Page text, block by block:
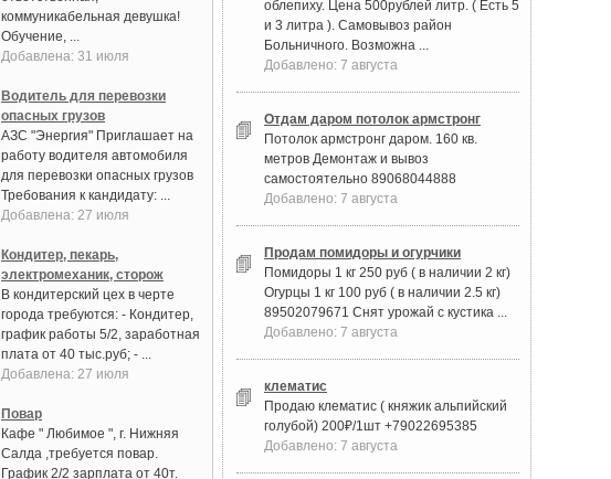
коммуникабельная девушка!
Обучение, ...
Добавлена: 31 июля
Водитель для перевозки
опасных грузов
АЗС "Энергия" Приглашает на
работу водителя автомобиля
для перевозки опасных грузов
Требования к кандидату: ...
Добавлена: 27 июля
Кондитер, пекарь,
электромеханик, сторож
В кондитерский цех в черте
города требуются: - Кондитер,
график работы 5/2, заработная
плата от 40 тыс.руб; - ...
Добавлена: 27 июля
Повар
Кафе " Любимое ", г. Нижняя
Салда ,требуется повар.
График 2/2 зарплата от 40т.
облепиху. Цена 500рублей литр. ( Есть 5
и 3 литра ). Самовывоз район
Больничного. Возможна ...
Добавлено: 7 августа
Отдам даром потолок армстронг
Потолок армстронг даром. 160 кв.
метров Демонтаж и вывоз
самостоятельно 89068044888
Добавлено: 7 августа
Продам помидоры и огурчики
Помидоры 1 кг 250 руб ( в наличии 2 кг)
Огурцы 1 кг 100 руб ( в наличии 2.5 кг)
89502079671 Снят урожай с кустика ...
Добавлено: 7 августа
клематис
Продаю клематис ( княжик альпийский
голубой) 200₽/1шт +79022695385
Добавлено: 7 августа